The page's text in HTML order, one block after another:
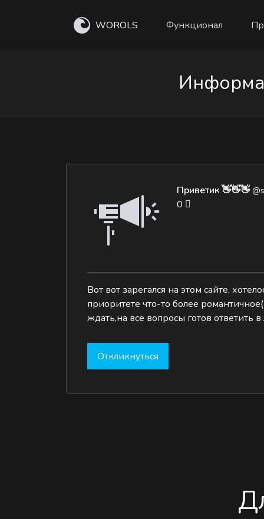
WOROLS Функционал
Приветик 👋👋👋
0
Вот вот зарегался на этом сайте,
приоритете что-то более
ждать,на все вопросы готов ответить в
Откликнуться